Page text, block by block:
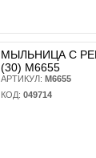
МЫЛЬНИЦА С
(30) М6655
АРТИКУЛ: М6655
КОД: 049714